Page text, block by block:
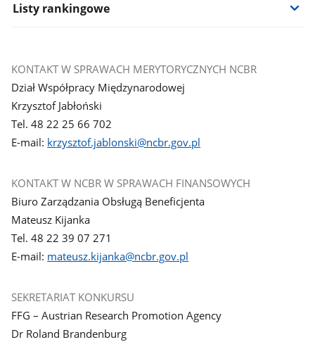
Listy rankingowe
KONTAKT W SPRAWACH MERYTORYCZNYCH NCBR
Dział Współpracy Międzynarodowej
Krzysztof Jabłoński
Tel. 48 22 25 66 702
E-mail: krzysztof.jablonski@ncbr.gov.pl
KONTAKT W NCBR W SPRAWACH FINANSOWYCH
Biuro Zarządzania Obsługą Beneficjenta
Mateusz Kijanka
Tel. 48 22 39 07 271
E-mail: mateusz.kijanka@ncbr.gov.pl
SEKRETARIAT KONKURSU
FFG – Austrian Research Promotion Agency
Dr Roland Brandenburg